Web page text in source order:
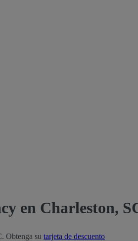
en Charleston,
Obtenga su tarjeta de descuento